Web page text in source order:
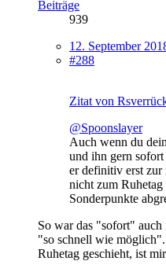
Beiträge
939
12. September
#288
Zitat von
@Spoonslayer
Auch wenn du
und ihn gern
er definitiv erst zur
nicht zum
Sonderpunkte
So war das "sofort"
"so schnell wie
Ruhetag geschieht, ist